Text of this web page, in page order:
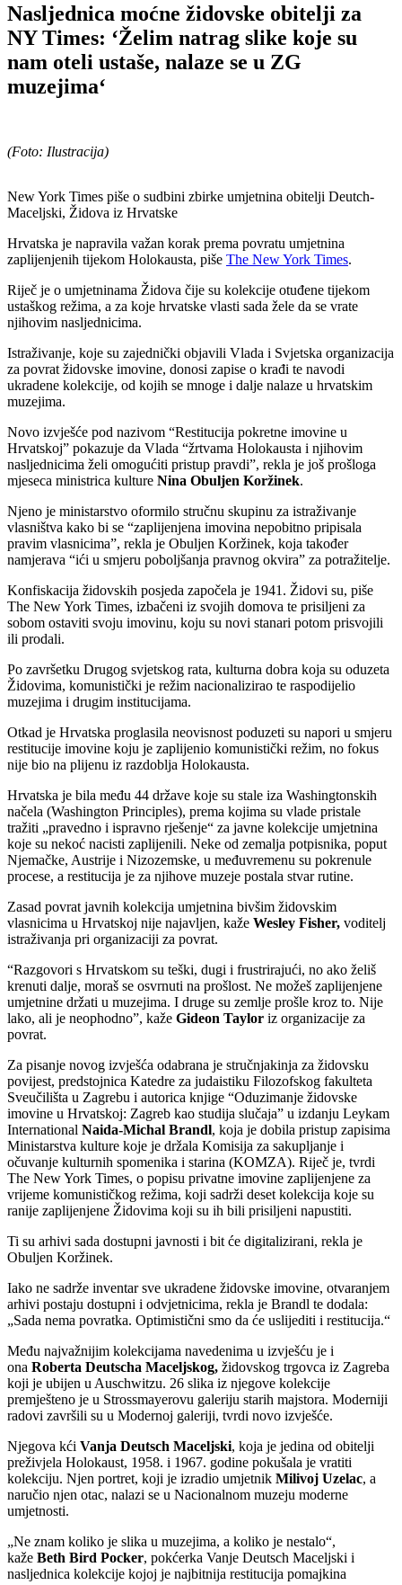
Nasljednica moćne židovske obitelji za
NY Times: ‘Želim natrag slike koje su
nam oteli ustaše, nalaze se u ZG
muzejima‘
(Foto: Ilustracija)
New York Times piše o sudbini zbirke umjetnina obitelji Deutch-
Maceljski, Židova iz Hrvatske
Hrvatska je napravila važan korak prema povratu umjetnina
zaplijenjenih tijekom Holokausta, piše The New York Times.
Riječ je o umjetninama Židova čije su kolekcije otuđene tijekom
ustaškog režima, a za koje hrvatske vlasti sada žele da se vrate
njihovim nasljednicima.
Istraživanje, koje su zajednički objavili Vlada i Svjetska organizacija
za povrat židovske imovine, donosi zapise o krađi te navodi
ukradene kolekcije, od kojih se mnoge i dalje nalaze u hrvatskim
muzejima.
Novo izvješće pod nazivom “Restitucija pokretne imovine u
Hrvatskoj” pokazuje da Vlada “žrtvama Holokausta i njihovim
nasljednicima želi omogućiti pristup pravdi”, rekla je još prošloga
mjeseca ministrica kulture Nina Obuljen Koržinek.
Njeno je ministarstvo oformilo stručnu skupinu za istraživanje
vlasništva kako bi se “zaplijenjena imovina nepobitno pripisala
pravim vlasnicima”, rekla je Obuljen Koržinek, koja također
namjerava “ići u smjeru poboljšanja pravnog okvira” za potražitelje.
Konfiskacija židovskih posjeda započela je 1941. Židovi su, piše
The New York Times, izbačeni iz svojih domova te prisiljeni za
sobom ostaviti svoju imovinu, koju su novi stanari potom prisvojili
ili prodali.
Po završetku Drugog svjetskog rata, kulturna dobra koja su oduzeta
Židovima, komunistički je režim nacionalizirao te raspodijelio
muzejima i drugim institucijama.
Otkad je Hrvatska proglasila neovisnost poduzeti su napori u smjeru
restitucije imovine koju je zaplijenio komunistički režim, no fokus
nije bio na plijenu iz razdoblja Holokausta.
Hrvatska je bila među 44 države koje su stale iza Washingtonskih
načela (Washington Principles), prema kojima su vlade pristale
tražiti „pravedno i ispravno rješenje“ za javne kolekcije umjetnina
koje su nekoć nacisti zaplijenili. Neke od zemalja potpisnika, poput
Njemačke, Austrije i Nizozemske, u međuvremenu su pokrenule
procese, a restitucija je za njihove muzeje postala stvar rutine.
Zasad povrat javnih kolekcija umjetnina bivšim židovskim
vlasnicima u Hrvatskoj nije najavljen, kaže Wesley Fisher, voditelj
istraživanja pri organizaciji za povrat.
“Razgovori s Hrvatskom su teški, dugi i frustrirajući, no ako želiš
krenuti dalje, moraš se osvrnuti na prošlost. Ne možeš zaplijenjene
umjetnine držati u muzejima. I druge su zemlje prošle kroz to. Nije
lako, ali je neophodno”, kaže Gideon Taylor iz organizacije za
povrat.
Za pisanje novog izvješća odabrana je stručnjakinja za židovsku
povijest, predstojnica Katedre za judaistiku Filozofskog fakulteta
Sveučilišta u Zagrebu i autorica knjige “Oduzimanje židovske
imovine u Hrvatskoj: Zagreb kao studija slučaja” u izdanju Leykam
International Naida-Michal Brandl, koja je dobila pristup zapisima
Ministarstva kulture koje je držala Komisija za sakupljanje i
očuvanje kulturnih spomenika i starina (KOMZA). Riječ je, tvrdi
The New York Times, o popisu privatne imovine zaplijenjene za
vrijeme komunističkog režima, koji sadrži deset kolekcija koje su
ranije zaplijenjene Židovima koji su ih bili prisiljeni napustiti.
Ti su arhivi sada dostupni javnosti i bit će digitalizirani, rekla je
Obuljen Koržinek.
Iako ne sadrže inventar sve ukradene židovske imovine, otvaranjem
arhivi postaju dostupni i odvjetnicima, rekla je Brandl te dodala:
„Sada nema povratka. Optimistični smo da će uslijediti i restitucija.“
Među najvažnijim kolekcijama navedenima u izvješću je i
ona Roberta Deutscha Maceljskog, židovskog trgovca iz Zagreba
koji je ubijen u Auschwitzu. 26 slika iz njegove kolekcije
premješteno je u Strossmayerovu galeriju starih majstora. Moderniji
radovi završili su u Modernoj galeriji, tvrdi novo izvješće.
Njegova kći Vanja Deutsch Maceljski, koja je jedina od obitelji
preživjela Holokaust, 1958. i 1967. godine pokušala je vratiti
kolekciju. Njen portret, koji je izradio umjetnik Milivoj Uzelac, a
naručio njen otac, nalazi se u Nacionalnom muzeju moderne
umjetnosti.
„Ne znam koliko je slika u muzejima, a koliko je nestalo“,
kaže Beth Bird Pocker, pokćerka Vanje Deutsch Maceljski i
nasljednica kolekcije kojoj je najbitnija restitucija pomajkina